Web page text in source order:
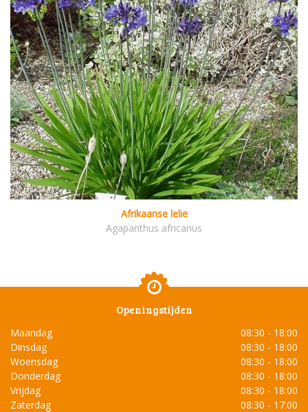
Afrikaanse lelie
Agapanthus africanus
Openingstijden
Maandag
08:30 - 18:00
Dinsdag
08:30 - 18:00
Woensdag
08:30 - 18:00
Donderdag
08:30 - 18:00
Vrijdag
08:30 - 18:00
Zaterdag
08:30 - 17:00